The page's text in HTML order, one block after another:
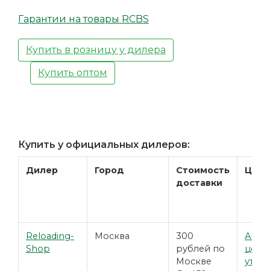
Гарантии на товары RCBS
Купить в розницу у дилера
Купить оптом
Купить у официальных дилеров:
Дилер Город
Стоимость
доставки
Reloading-
Shop
Москва
300
рублей по
Москве
цены